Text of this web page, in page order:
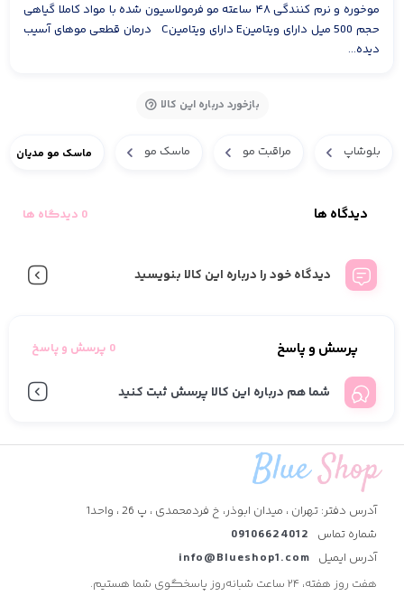
موخوره و نرم کنندگی ۴۸ ساعته مو فرمولاسیون شده با مواد کاملا گیاهی
حجم 500 میل دارای ویتامینE دارای ویتامینC درمان قطعی موهای آسیب
دیده...
بازخورد درباره این کالا
بلوشاپ مراقبت مو ماسک مو ماسک مو مدیان
دیدگاه ها 0 دیدگاه ها
دیدگاه خود را درباره این کالا بنویسید
پرسش و پاسخ 0 پرسش و پاسخ
شما هم درباره این کالا پرسش ثبت کنید
آدرس دفتر: تهران ، میدان ابوذر، خ فردمحمدی ، پ 26 ، واحد1
شماره تماس 09106624012
آدرس ایمیل info@Blueshop1.com
هفت روز هفته، ۲۴ ساعت شبانه‌روز پاسخگوی شما هستیم.